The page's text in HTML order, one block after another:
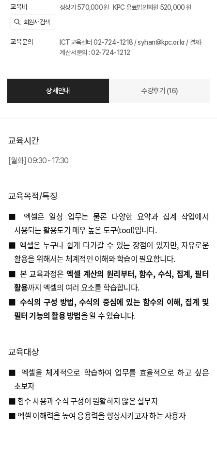
교육비 정상가 570,000 원 KPC 유료법인회원 520,000 원
교육문의
ICT교육센터 02-724-1218 / syhan@kpc.or.kr / 결제·
계산서문의 : 02-724-1212
상세안내 수강후기 (16)
교육시간
[월화] 09:30~17:30
교육목적/특징
■ 엑셀은 일상 업무는 물론 다양한 요약과 집계 작업에서
사용되는 활용도가 매우 높은 도구(tool)입니다.
■ 엑셀은 누구나 쉽게 다가갈 수 있는 장점이 있지만, 자유로운
활용을 위해서는 체계적인 이해와 학습이 필요합니다.
■ 본 교육과정은엑셀 계산의 원리부터,함수, 수식, 집계, 필터
활용까지 엑셀의 여러 요소를 학습합니다.
■ 수식의 구성 방법, 수식의 중심에 있는 함수의 이해, 집계 및
필터 기능의 활용 방법을 알 수 있습니다.
교육대상
■ 엑셀을 체계적으로 학습하여 업무를 효율적으로 하고 싶은
초보자
■함수 사용과 수식 구성이 원활하지 않은실무자
■ 엑셀 이해력을 높여 응용력을 향상시키고자 하는 사용자